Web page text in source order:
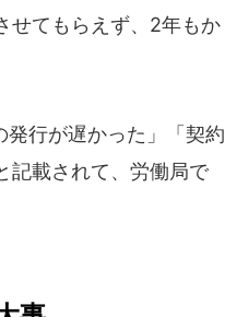
せてもらえず、2年もか
行が遅かった」「契約
記載されて、労働局で